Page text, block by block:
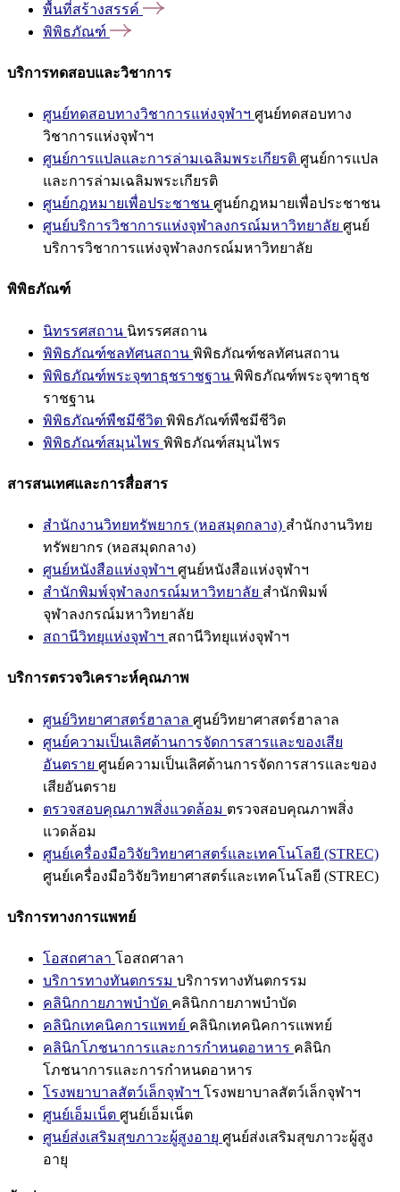
พื้นที่สร้างสรรค์
พิพิธภัณฑ์
บริการทดสอบและวิชาการ
ศูนย์ทดสอบทางวิชาการแห่งจุฬาฯ ศูนย์ทดสอบทาง
วิชาการแห่งจุฬาฯ
ศูนย์การแปลและการล่ามเฉลิมพระเกียรติ ศูนย์การแปล
และการล่ามเฉลิมพระเกียรติ
ศูนย์กฎหมายเพื่อประชาชน ศูนย์กฎหมายเพื่อประชาชน
ศูนย์บริการวิชาการแห่งจุฬาลงกรณ์มหาวิทยาลัย ศูนย์
บริการวิชาการแห่งจุฬาลงกรณ์มหาวิทยาลัย
พิพิธภัณฑ์
นิทรรศสถาน นิทรรศสถาน
พิพิธภัณฑ์ชลทัศนสถาน พิพิธภัณฑ์ชลทัศนสถาน
พิพิธภัณฑ์พระจุฑาธุชราชฐาน พิพิธภัณฑ์พระจุฑาธุช
ราชฐาน
พิพิธภัณฑ์พืชมีชีวิต พิพิธภัณฑ์พืชมีชีวิต
พิพิธภัณฑ์สมุนไพร พิพิธภัณฑ์สมุนไพร
สารสนเทศและการสื่อสาร
สำนักงานวิทยทรัพยากร (หอสมุดกลาง) สำนักงานวิทย
ทรัพยากร (หอสมุดกลาง)
ศูนย์หนังสือแห่งจุฬาฯ ศูนย์หนังสือแห่งจุฬาฯ
สำนักพิมพ์จุฬาลงกรณ์มหาวิทยาลัย สำนักพิมพ์
จุฬาลงกรณ์มหาวิทยาลัย
สถานีวิทยุแห่งจุฬาฯ สถานีวิทยุแห่งจุฬาฯ
บริการตรวจวิเคราะห์คุณภาพ
ศูนย์วิทยาศาสตร์ฮาลาล ศูนย์วิทยาศาสตร์ฮาลาล
ศูนย์ความเป็นเลิศด้านการจัดการสารและของเสีย
อันตราย ศูนย์ความเป็นเลิศด้านการจัดการสารและของ
เสียอันตราย
ตรวจสอบคุณภาพสิ่งแวดล้อม ตรวจสอบคุณภาพสิ่ง
แวดล้อม
ศูนย์เครื่องมือวิจัยวิทยาศาสตร์และเทคโนโลยี (STREC)
ศูนย์เครื่องมือวิจัยวิทยาศาสตร์และเทคโนโลยี (STREC)
บริการทางการแพทย์
โอสถศาลา โอสถศาลา
บริการทางทันตกรรม บริการทางทันตกรรม
คลินิกกายภาพบำบัด คลินิกกายภาพบำบัด
คลินิกเทคนิคการแพทย์ คลินิกเทคนิคการแพทย์
คลินิกโภชนาการและการกำหนดอาหาร คลินิก
โภชนาการและการกำหนดอาหาร
โรงพยาบาลสัตว์เล็กจุฬาฯ โรงพยาบาลสัตว์เล็กจุฬาฯ
ศูนย์เอ็มเน็ต ศูนย์เอ็มเน็ต
ศูนย์ส่งเสริมสุขภาวะผู้สูงอายุ ศูนย์ส่งเสริมสุขภาวะผู้สูง
อายุ